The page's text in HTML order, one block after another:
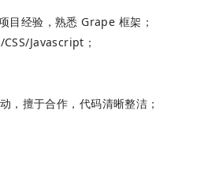
目经验，熟悉 Grape 框架；
Javascript；
，擅于合作，代码清晰整洁；